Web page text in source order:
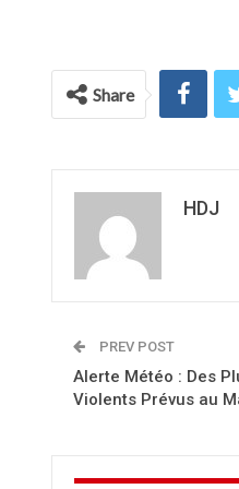
Share
HDJ
PREV POST
Alerte Météo : Des
Violents Prévus au